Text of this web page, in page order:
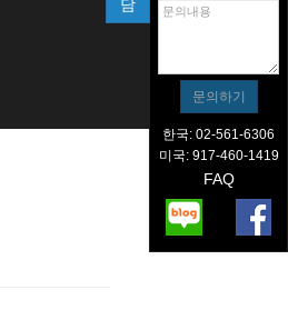
담
한국: 02-561-6306
미국: 917-460-1419
FAQ